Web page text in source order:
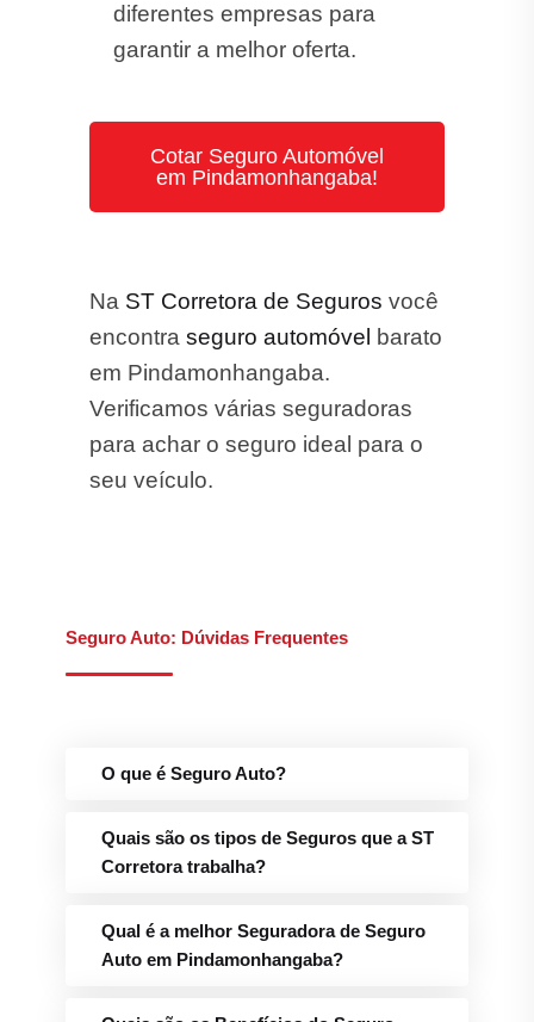
diferentes empresas para
garantir a melhor oferta.
Cotar Seguro Automóvel
em Pindamonhangaba!
Na ST Corretora de Seguros você
encontra seguro automóvel
barato
em Pindamonhangaba.
Verificamos várias seguradoras
para achar o seguro ideal para o
seu veículo.
Seguro Auto: Dúvidas Frequentes
O que é Seguro Auto?
Quais são os tipos de Seguros que a ST
Corretora trabalha?
Qual é a melhor Seguradora de Seguro
Auto em Pindamonhangaba?